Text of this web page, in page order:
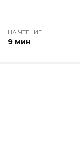
НА ЧТЕНИЕ
9 мин